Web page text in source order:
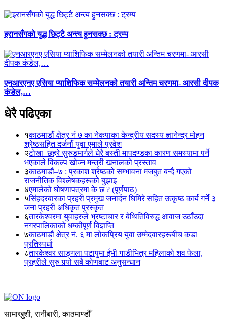
इरानसँगको युद्ध छिट्टै अन्त्य हुनसक्छ : ट्रम्प
एनआरएनए एसिया प्याशिफिक सम्मेलनको तयारी अन्तिम चरणमा- आरसी दीपक
कंडेल,…
धेरै पढिएका
१काठमाडौं क्षेत्र नं ७ का नेकपाका केन्द्रीय सदस्य ज्ञानेन्द्र मोहन
श्रेष्ठसहित दर्जनौं युवा एमाले प्रवेश
२टोखा–छहरे सुरुङमार्गले धेरै बस्ती मापदण्डका कारण समस्यामा पर्ने
भएकाले विकल्प खोज्न मन्त्री खनालको प्रस्ताव
३काठमाडौं–७ : प्रकाश श्रेष्ठको सम्भावना मजबुत बन्दै गएको
राजनीतिक विश्लेषकहरूको बुझाइ
४एमालेको घोषणापत्रमा के छ ? (पूर्णपाठ)
५सिंहदरबारका प्रहरी प्रमुख जनार्दन घिमिरे सहित उत्कृष्ठ कार्य गर्ने ३
जना प्रहरी अधिकृत पुरस्कृत
६तारकेश्वरमा युवाहरुले भ्रष्टाचार र बेथितिविरुद्ध आवाज उठाँउदा
नगरपालिकाको धम्कीपूर्ण विज्ञप्ति
७काठमाडौं क्षेत्र नं. ६ मा लोकप्रिय युवा उम्मेदवारहरूबीच कडा
प्रतिस्पर्धा
८तारकेश्वर साङ्गला पटापुमा ईभी गाडीभित्र महिलाको शव फेला,
प्रहरीले सुरु गर्‍यो सबै कोणबाट अनुसन्धान
सामाखुशी, रानीबारी, काठमाण्डौँ